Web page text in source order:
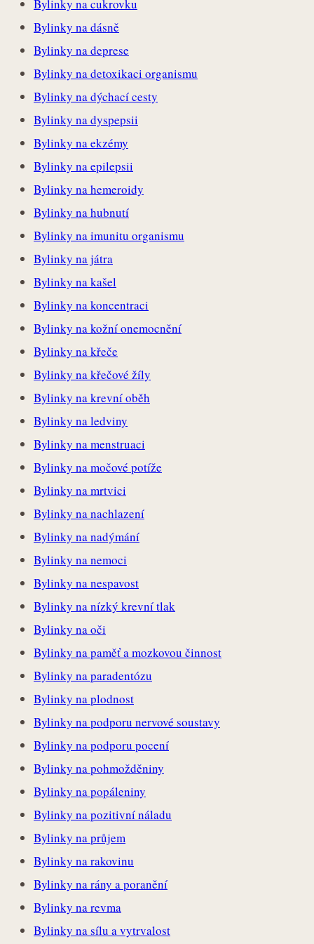
Bylinky na cukrovku
Bylinky na dásně
Bylinky na deprese
Bylinky na detoxikaci organismu
Bylinky na dýchací cesty
Bylinky na dyspepsii
Bylinky na ekzémy
Bylinky na epilepsii
Bylinky na hemeroidy
Bylinky na hubnutí
Bylinky na imunitu organismu
Bylinky na játra
Bylinky na kašel
Bylinky na koncentraci
Bylinky na kožní onemocnění
Bylinky na křeče
Bylinky na křečové žíly
Bylinky na krevní oběh
Bylinky na ledviny
Bylinky na menstruaci
Bylinky na močové potíže
Bylinky na mrtvici
Bylinky na nachlazení
Bylinky na nadýmání
Bylinky na nemoci
Bylinky na nespavost
Bylinky na nízký krevní tlak
Bylinky na oči
Bylinky na paměť a mozkovou činnost
Bylinky na paradentózu
Bylinky na plodnost
Bylinky na podporu nervové soustavy
Bylinky na podporu pocení
Bylinky na pohmožděniny
Bylinky na popáleniny
Bylinky na pozitivní náladu
Bylinky na průjem
Bylinky na rakovinu
Bylinky na rány a poranění
Bylinky na revma
Bylinky na sílu a vytrvalost